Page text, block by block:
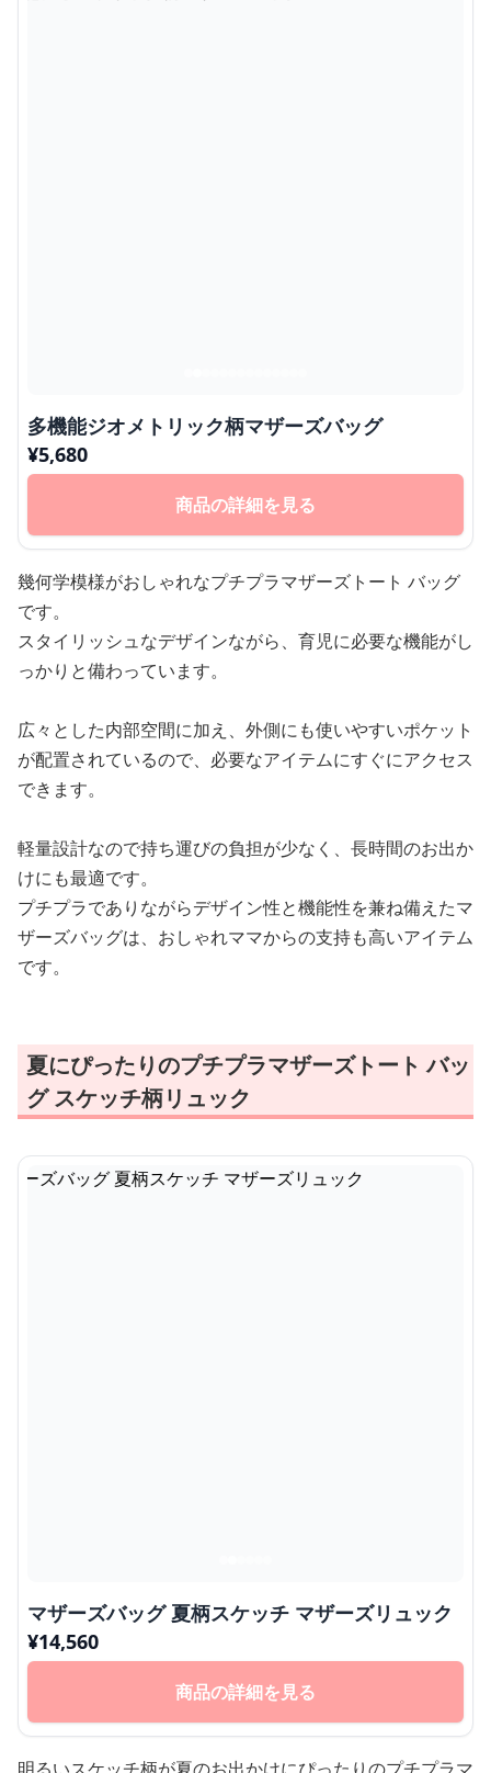
多機能ジオメトリック柄マザーズバッグ
¥5,680
商品の詳細を見る
幾何学模様がおしゃれなプチプラマザーズトート バッグ
です。
スタイリッシュなデザインながら、育児に必要な機能がし
っかりと備わっています。
広々とした内部空間に加え、外側にも使いやすいポケット
が配置されているので、必要なアイテムにすぐにアクセス
できます。
軽量設計なので持ち運びの負担が少なく、長時間のお出か
けにも最適です。
プチプラでありながらデザイン性と機能性を兼ね備えたマ
ザーズバッグは、おしゃれママからの支持も高いアイテム
です。
夏にぴったりのプチプラマザーズトート バッ
グ スケッチ柄リュック
マザーズバッグ 夏柄スケッチ マザーズリュック
¥14,560
商品の詳細を見る